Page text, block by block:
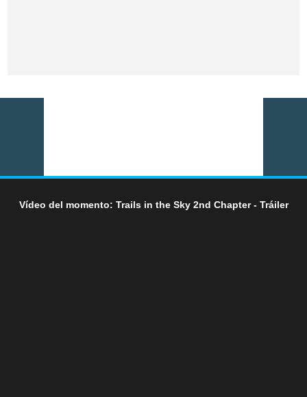
Vídeo del momento: Trails in the Sky 2nd Chapter - Tráiler